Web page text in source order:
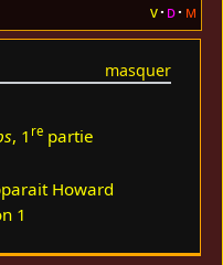
v d m
, 1 repartie
Howard
1